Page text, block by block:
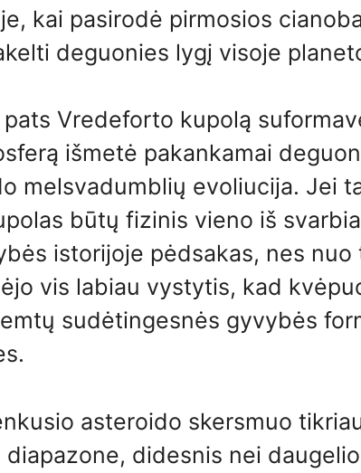
kai pasirodė pirmosios
deguonies lygį visoje
Vredeforto kupolą
išmetė pakankamai
melsvadumblių evoliucija. Jei
būtų fizinis vieno iš
istorijoje pėdsakas, nes nuo
vis labiau vystytis, kad
sudėtingesnės gyvybės
asteroido skersmuo
diapazone, didesnis nei